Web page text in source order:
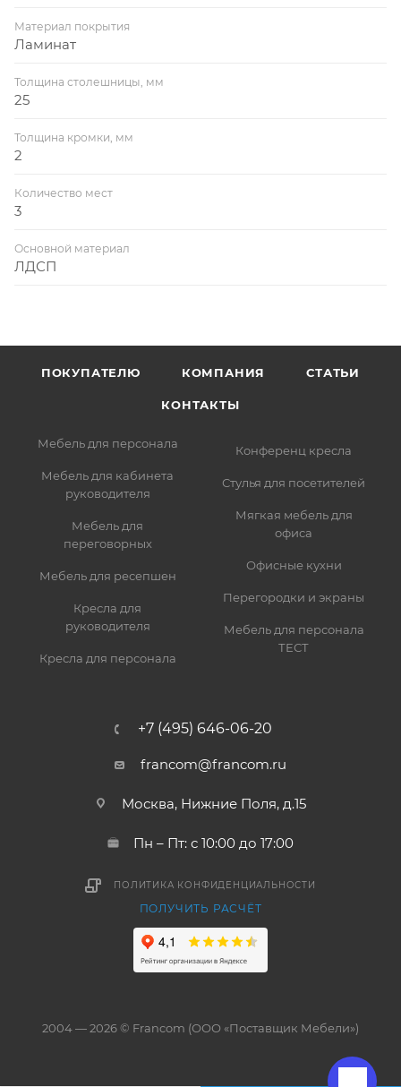
Материал покрытия
Ламинат
Толщина столешницы, мм
25
Толщина кромки, мм
2
Количество мест
3
Основной материал
ЛДСП
ПОКУПАТЕЛЮ КОМПАНИЯ СТАТЬИ
КОНТАКТЫ
Мебель для персонала
Мебель для кабинета
руководителя
Мебель для
переговорных
Мебель для ресепшен
Кресла для
руководителя
Кресла для персонала
Конференц кресла
Стулья для посетителей
Мягкая мебель для
офиса
Офисные кухни
Перегородки и экраны
Мебель для персонала
ТЕСТ
+7 (495) 646-06-20
francom@francom.ru
Москва, Нижние Поля, д.15
Пн – Пт: с 10:00 до 17:00
ПОЛИТИКА КОНФИДЕНЦИАЛЬНОСТИ
ПОЛУЧИТЬ РАСЧЁТ
2004 — 2026 © Francom (ООО «Поставщик Мебели»)